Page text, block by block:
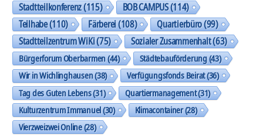
Stadtteilkonferenz(115) BOB CAMPUS(114)
Teilhabe(110) Färberei(108) Quartierbüro(99)
Stadtteilzentrum WiKi(75) Sozialer Zusammenhalt(63)
Bürgerforum Oberbarmen(44) Städtebauförderung(43)
Wir in Wichlinghausen(38) Verfügungsfonds Beirat(36)
Tag des Guten Lebens(31) Quartiermanagement(31)
Kulturzentrum Immanuel(30) Klimacontainer(28)
Vierzweizwei Online(28)